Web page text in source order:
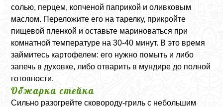
солью, перцем, копченой паприкой и оливковым
маслом. Переложите его на тарелку, прикройте
пищевой пленкой и оставьте мариноваться при
комнатной температуре на 30-40 минут. В это время
займитесь картофелем: его нужно помыть и либо
запечь в духовке, либо отварить в мундире до полной
готовности.
Обжарка стейка
Сильно разогрейте сковороду-гриль с небольшим